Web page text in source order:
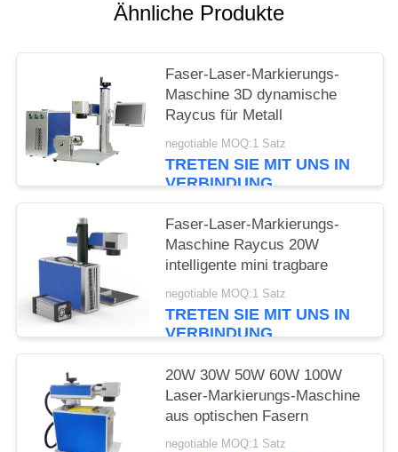
Ähnliche Produkte
Faser-Laser-Markierungs-
Maschine 3D dynamische
Raycus für Metall
negotiable MOQ:1 Satz
TRETEN SIE MIT UNS IN
VERBINDUNG
Faser-Laser-Markierungs-
Maschine Raycus 20W
intelligente mini tragbare
negotiable MOQ:1 Satz
TRETEN SIE MIT UNS IN
VERBINDUNG
20W 30W 50W 60W 100W
Laser-Markierungs-Maschine
aus optischen Fasern
negotiable MOQ:1 Satz